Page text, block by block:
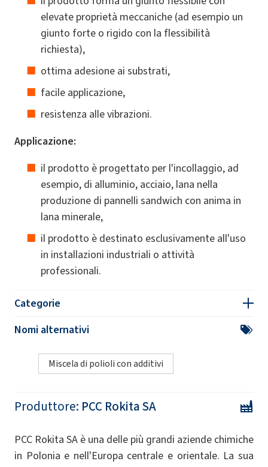
elevate proprietà meccaniche (ad esempio un
giunto forte o rigido con la flessibilità
richiesta),
ottima adesione ai substrati,
facile applicazione,
resistenza alle vibrazioni.
Applicazione:
il prodotto è progettato per l'incollaggio, ad
esempio, di alluminio, acciaio, lana nella
produzione di pannelli sandwich con anima in
lana minerale,
il prodotto è destinato esclusivamente all'uso
in installazioni industriali o attività
professionali.
Categorie
Nomi alternativi
Miscela di polioli con additivi
Produttore: PCC Rokita SA
PCC Rokita SA è una delle più grandi aziende chimiche
in Polonia e nell'Europa centrale e orientale. La sua